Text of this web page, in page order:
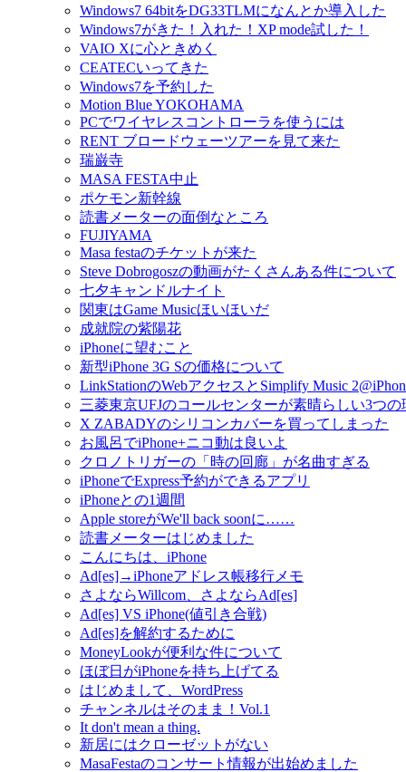
Windows7 64bitをDG33TLMになんとか導入した
Windows7がきた！入れた！XP mode試した！
VAIO Xに心ときめく
CEATECいってきた
Windows7を予約した
Motion Blue YOKOHAMA
PCでワイヤレスコントローラを使うには
RENT ブロードウェーツアーを見て来た
瑞巌寺
MASA FESTA中止
ポケモン新幹線
読書メーターの面倒なところ
FUJIYAMA
Masa festaのチケットが来た
Steve Dobrogoszの動画がたくさんある件について
七夕キャンドルナイト
関東はGame Musicほいほいだ
成就院の紫陽花
iPhoneに望むこと
新型iPhone 3G Sの価格について
LinkStationのWebアクセスとSimplify Music
三菱東京UFJのコールセンターが素晴らしい3つの
X ZABADYのシリコンカバーを買ってしまった
お風呂でiPhone+ニコ動は良いよ
クロノトリガーの「時の回廊」が名曲すぎる
iPhoneでExpress予約ができるアプリ
iPhoneとの1週間
Apple storeがWe'll back soonに……
読書メーターはじめました
こんにちは、iPhone
Ad[es]→iPhoneアドレス帳移行メモ
さよならWillcom、さよならAd[es]
Ad[es] VS iPhone(値引き合戦)
Ad[es]を解約するために
MoneyLookが便利な件について
ほぼ日がiPhoneを持ち上げてる
はじめまして、WordPress
チャンネルはそのまま！Vol.1
It don't mean a thing.
新居にはクローゼットがない
MasaFestaのコンサート情報が出始めました